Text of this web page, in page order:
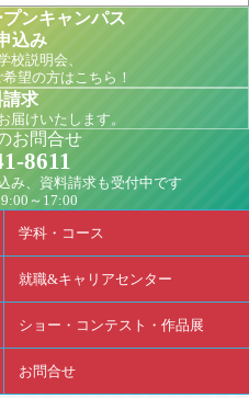
ンキャンパス
込み
校説明会、
望の方はこちら！
請求
届けいたします。
お問合せ
8611
み、資料請求も受付中です
～17:00
学科・コース
就職&キャリアセンター
ショー・コンテスト・作品展
お問合せ